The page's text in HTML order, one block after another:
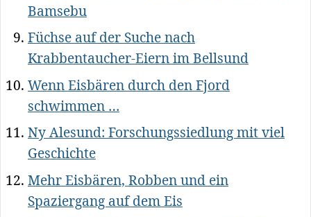
Bamsebu
Füchse auf der Suche nach
Krabbentaucher-Eiern im Bellsund
Wenn Eisbären durch den Fjord
schwimmen …
Ny Alesund: Forschungssiedlung mit viel
Geschichte
Mehr Eisbären, Robben und ein
Spaziergang auf dem Eis